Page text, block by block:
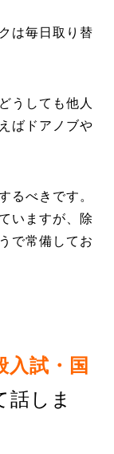
は毎日取り替
うしても他人
ばドアノブや
るべきです。
いますが、除
で常備してお
入試・国
話しま